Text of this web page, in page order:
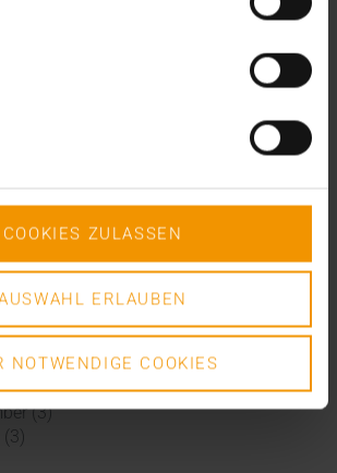
COOKIES ZULASSEN
ERLAUBEN
NOTWENDIGE COOKIES
(2)
(5)
(3)
(2)
(3)